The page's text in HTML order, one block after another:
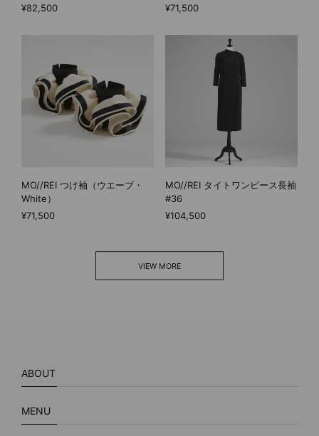
¥82,500
¥71,500
MO//REI つけ袖（ウエーブ・
White）
¥71,500
MO//REI タイトワンピース長袖
#36
¥104,500
VIEW MORE
ABOUT
MENU